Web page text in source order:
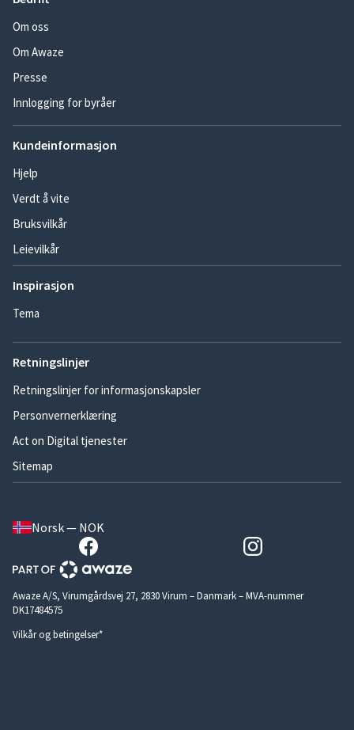
Om oss
Om Awaze
Presse
Innlogging for byråer
Kundeinformasjon
Hjelp
Verdt å vite
Bruksvilkår
Leievilkår
Inspirasjon
Tema
Retningslinjer
Retningslinjer for informasjonskapsler
Personvernerklæring
Act on Digital tjenester
Sitemap
Norsk — NOK
Awaze A/S, Virumgårdsvej 27, 2830 Virum – Danmark – MVA-nummer
DK17484575
Vilkår og betingelser*